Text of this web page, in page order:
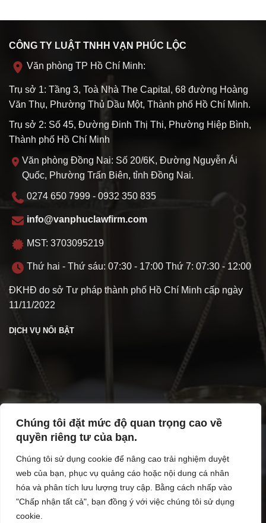
Chúng tôi đặt mức độ quan trọng cao về
quyền riêng tư của bạn.
Chúng tôi sử dụng cookie để nâng cao trải nghiệm duyệt
web của bạn, phục vụ quảng cáo hoặc nội dung cá nhân
hóa và phân tích lưu lượng truy cập. Bằng cách nhấp vào
"Chấp nhận tất cả", bạn đồng ý với việc chúng tôi sử dụng
cookie.
CÔNG TY LUẬT TNHH VẠN PHÚC LỘC
Văn phòng TP Hồ Chí Minh:
Trụ sở 1: Tầng 3, Toà Nhà The Capital, 68 đường Hoàng
Văn Thụ, Phường Thủ Dầu Một, Thành phố Hồ Chí Minh.
Trụ sở 2: Số 45, Đường Đinh Thị Thi, Phường Hiệp Bình,
Thành phố Hồ Chí Minh
Văn phòng Đồng Nai: Số 20/6K, Đường Nguyễn Ái
Quốc, Phường Trấn Biên, tỉnh Đồng Nai.
0274 650 7999 - 0932 350 835
info@vanphuclawfirm.com
MST: 3703095219
Thứ hai - Thứ sáu: 07:30 - 17:00 Thứ 7: 07:30 - 12:00
ĐKHĐ do sở Tư pháp thành phố Hồ Chí Minh cấp ngày
11/11/2022
DỊCH VỤ NỔI BẬT
TÌM HIỂU VỀ VPL